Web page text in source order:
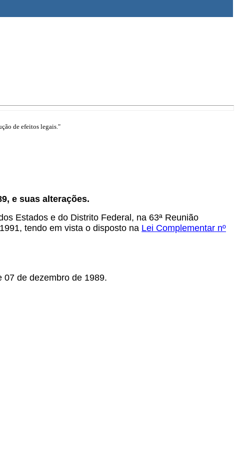
de efeitos legais."
e suas alterações.
Estados e do Distrito Federal, na 63ª Reunião
tendo em vista o disposto na Lei Complementar nº
de dezembro de 1989.